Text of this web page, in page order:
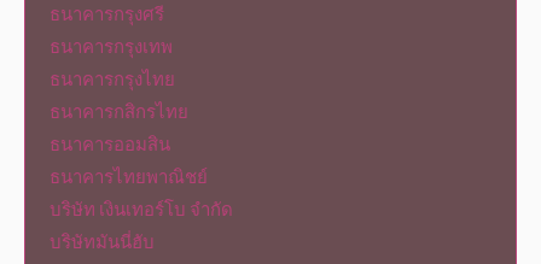
ธนาคารกรุงศรี
ธนาคารกรุงเทพ
ธนาคารกรุงไทย
ธนาคารกสิกรไทย
ธนาคารออมสิน
ธนาคารไทยพาณิชย์
บริษัท เงินเทอร์โบ จำกัด
บริษัทมันนี่ฮับ